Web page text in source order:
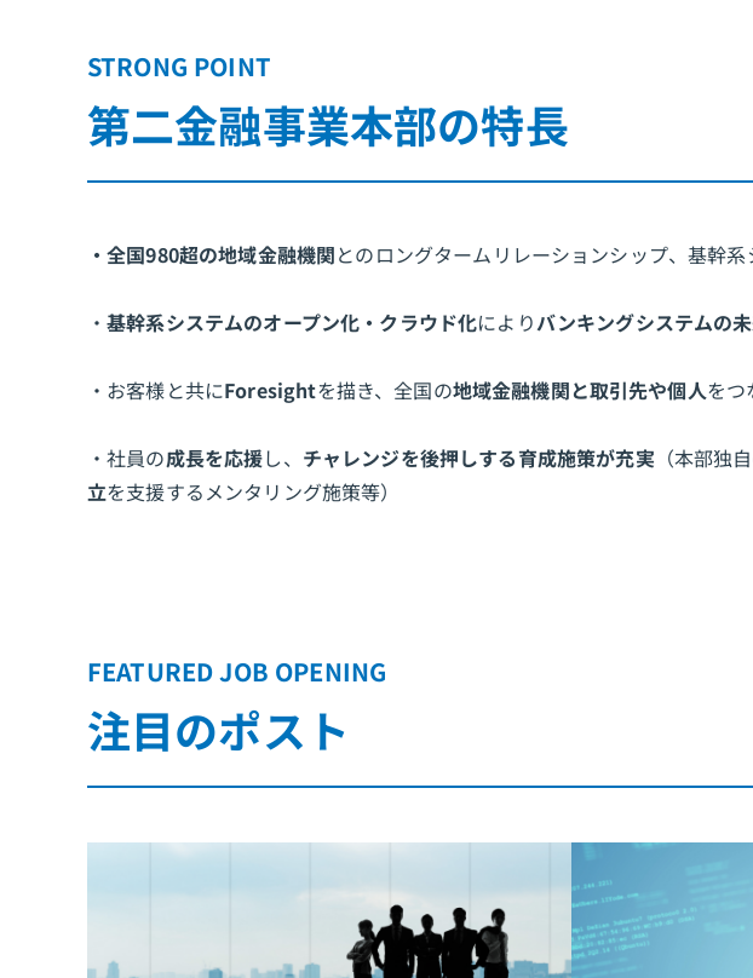
STRONG POINT
第二金融事業本部の特長
・全国980超の地域金融機関とのロングタームリレーションシップ、基幹
・基幹系システムのオープン化・クラウド化によりバンキングシステムの
・お客様と共にForesightを描き、全国の地域金融機関と取引先や個人をつ
・社員の成長を応援し、 チャレンジを後押しする育成施策が充実 （本部独
立を支援するメンタリング施策等）
FEATURED JOB OPENING
注目のポスト